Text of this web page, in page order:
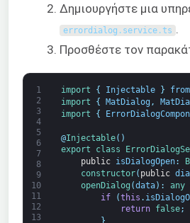
Δημιουργήστε μια
errordialog . service.ts .
Προσθέστε τον
1
2
3
4
5
6
7
8
9
10
11
12
13
import { Injectable } from
import
{ MatDialog ,
import
{
@Injectable( )
export
class
public
isDialogOpen:
constructor( public
openDialog (data) : any
if
(this .
return
false;
}